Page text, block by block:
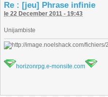
Re : [jeu] Phrase infinie
le 22 December 2011 - 19:43
Unijambiste
horizonrpg.e-monsite.com